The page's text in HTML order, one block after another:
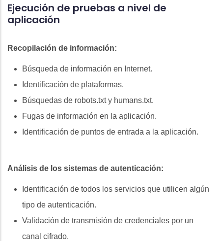
Ejecución de pruebas a nivel de
aplicación
Recopilación de información:
Búsqueda de información en Internet.
Identificación de plataformas.
Búsquedas de robots.txt y humans.txt.
Fugas de información en la aplicación.
Identificación de puntos de entrada a la aplicación.
Análisis de los sistemas de autenticación:
Identificación de todos los servicios que utilicen algún
tipo de autenticación.
Validación de transmisión de credenciales por un
canal cifrado.